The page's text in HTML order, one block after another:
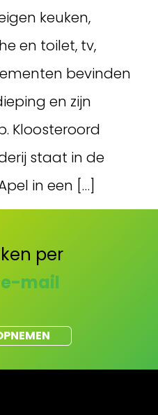
keuken,
en toilet, tv,
bevinden
en zijn
Kloosteroord
staat in de
in een […]
per
e-mail